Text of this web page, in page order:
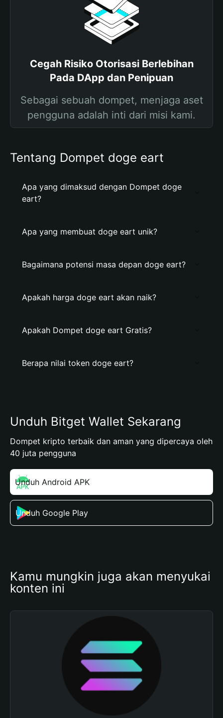
Cegah Risiko Otorisasi Berlebihan
Pada DApp dan Penipuan
Sebagai sebuah dompet, menjaga aset
pengguna adalah inti dari misi kami.
Tentang Dompet doge eart
Apa yang dimaksud dengan Dompet doge
eart?
Apa yang membuat doge eart unik?
Bagaimana potensi masa depan doge eart?
Apakah harga doge eart akan naik?
Apakah Dompet doge eart Gratis?
Berapa nilai token doge eart?
Unduh Bitget Wallet Sekarang
Dompet kripto terbaik dan aman yang dipercaya oleh
40 juta pengguna
Unduh Android APK
Unduh Google Play
Kamu mungkin juga akan menyukai
konten ini